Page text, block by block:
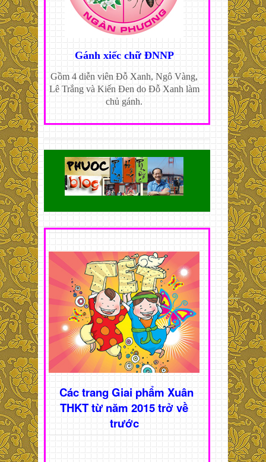
Gánh xiếc chữ ĐNNP
Gồm 4 diễn viên Đỗ Xanh, Ngô Vàng,
Lê Trắng và Kiến Đen do Đỗ Xanh làm
chủ gánh.
Các trang Giai phẩm Xuân
THKT từ năm 2015 trở về
trước